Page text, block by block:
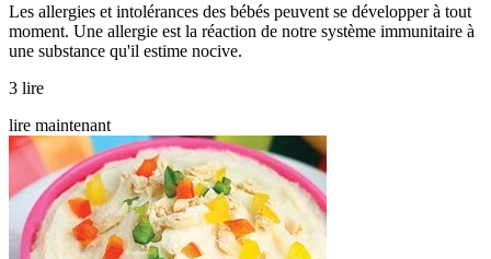
Les allergies et intolérances des bébés peuvent se développer à tout
moment. Une allergie est la réaction de notre système immunitaire à
une substance qu'il estime nocive.
3 lire
lire maintenant